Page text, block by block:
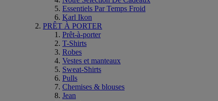
Essentiels Par Temps Froid
Karl Ikon
PRÊT À PORTER
Prêt-à-porter
T-Shirts
Robes
Vestes et manteaux
Sweat-Shirts
Pulls
Chemises & blouses
Jean